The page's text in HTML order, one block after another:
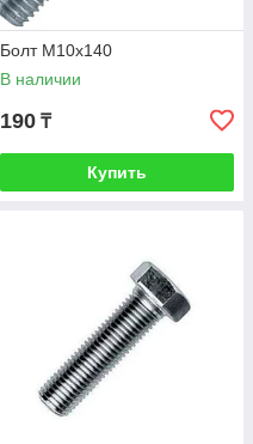
Болт М10х140
В наличии
190 ₸
Купить